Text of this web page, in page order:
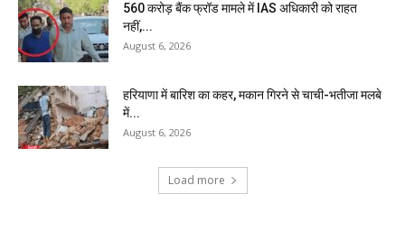
₹560 करोड़ बैंक फ्रॉड मामले में IAS अधिकारी को राहत
नहीं,...
August 6, 2026
हरियाणा में बारिश का कहर, मकान गिरने से चाची-भतीजा मलबे
में...
August 6, 2026
Load more